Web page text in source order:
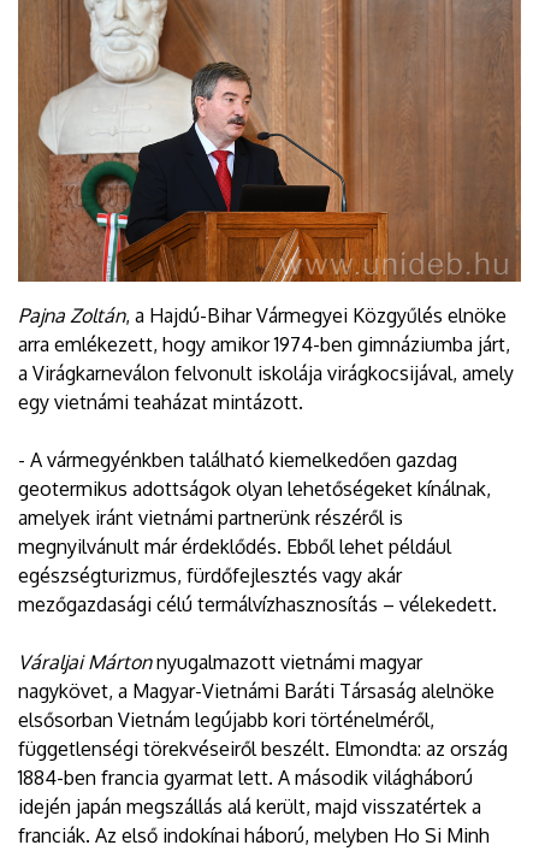
Pajna Zoltán, a Hajdú-Bihar Vármegyei Közgyűlés elnöke
arra emlékezett, hogy amikor 1974-ben gimnáziumba járt,
a Virágkarneválon felvonult iskolája virágkocsijával, amely
egy vietnámi teaházat mintázott.
- A vármegyénkben található kiemelkedően gazdag
geotermikus adottságok olyan lehetőségeket kínálnak,
amelyek iránt vietnámi partnerünk részéről is
megnyilvánult már érdeklődés. Ebből lehet például
egészségturizmus, fürdőfejlesztés vagy akár
mezőgazdasági célú termálvízhasznosítás – vélekedett.
Váraljai Mártonnyugalmazott vietnámi magyar
nagykövet, a Magyar-Vietnámi Baráti Társaság alelnöke
elsősorban Vietnám legújabb kori történelméről,
függetlenségi törekvéseiről beszélt. Elmondta: az ország
1884-ben francia gyarmat lett. A második világháború
idején japán megszállás alá került, majd visszatértek a
franciák. Az első indokínai háború, melyben Ho Si Minh